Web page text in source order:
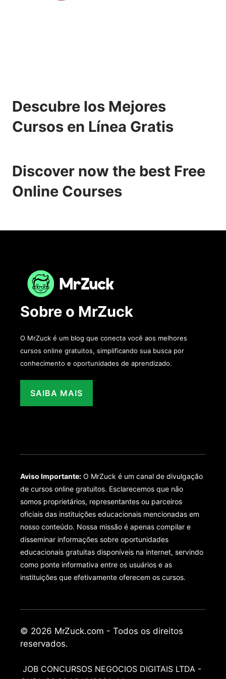
Descubre los Mejores
Cursos en Línea Gratis
Discover now the best Free
Online Courses
Sobre o MrZuck
O MrZuck é um blog que conecta você aos melhores
cursos online gratuitos, simplificando sua busca por
conhecimento e oportunidades de aprendizado.
SAIBA MAIS
Aviso Importante: O MrZuck é um canal de divulgação
de cursos online gratuitos. Esclarecemos que não
somos proprietários, representantes ou parceiros
oficiais das instituições educacionais mencionadas em
nosso conteúdo. Nossa missão é apenas compilar e
disseminar informações sobre oportunidades
educacionais gratuitas disponíveis na internet, servindo
como ponte informativa entre os usuários e as
instituições que efetivamente oferecem os cursos.
© 2026 MrZuck.com - Todos os direitos
reservados.
JOB CONCURSOS NEGOCIOS DIGITAIS LTDA -